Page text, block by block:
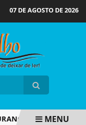
07 DE AGOSTO DE 2026
DO VOTOMENU